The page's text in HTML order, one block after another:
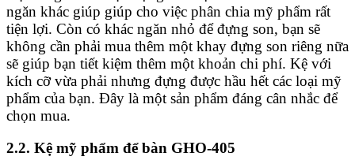
ngăn khác giúp giúp cho việc phân chia mỹ phẩm rất
tiện lợi. Còn có khác ngăn nhỏ để đựng son, bạn sẽ
không cần phải mua thêm một khay đựng son riêng nữa
sẽ giúp bạn tiết kiệm thêm một khoản chi phí. Kệ với
kích cỡ vừa phải nhưng đựng được hầu hết các loại mỹ
phẩm của bạn. Đây là một sản phẩm đáng cân nhắc để
chọn mua.
2.2. Kệ mỹ phẩm để bàn GHO-405